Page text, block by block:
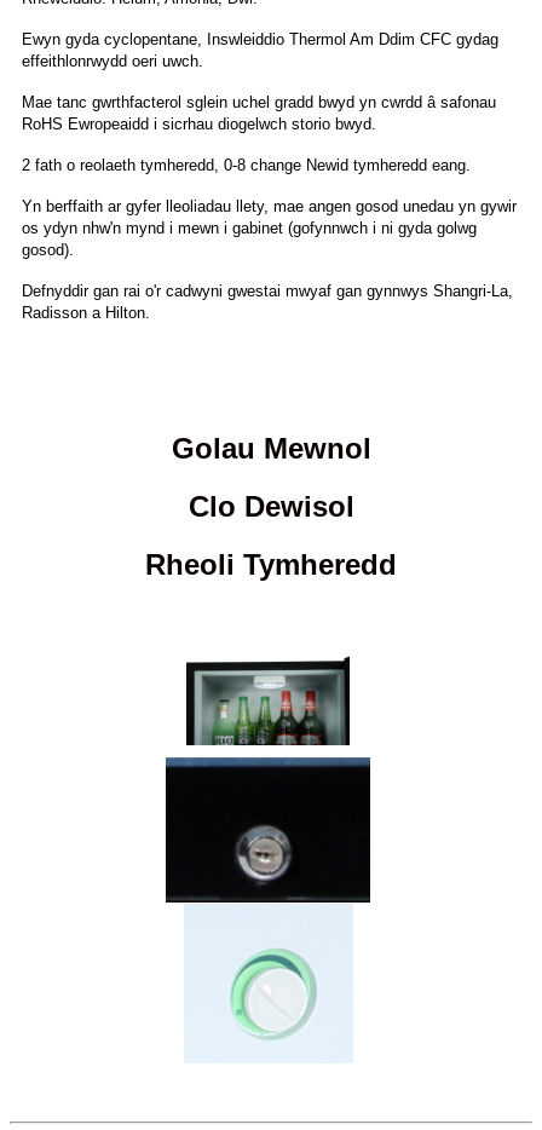
Ewyn gyda cyclopentane, Inswleiddio Thermol Am Ddim CFC gydag
effeithlonrwydd oeri uwch.
Mae tanc gwrthfacterol sglein uchel gradd bwyd yn cwrdd â safonau
RoHS Ewropeaidd i sicrhau diogelwch storio bwyd.
2 fath o reolaeth tymheredd, 0-8 change Newid tymheredd eang.
Yn berffaith ar gyfer lleoliadau llety, mae angen gosod unedau yn gywir
os ydyn nhw'n mynd i mewn i gabinet (gofynnwch i ni gyda golwg
gosod).
Defnyddir gan rai o'r cadwyni gwestai mwyaf gan gynnwys Shangri-La,
Radisson a Hilton.
Golau Mewnol
Clo Dewisol
Rheoli Tymheredd